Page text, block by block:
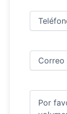
Teléfono
Correo
electrónico
Comentarios